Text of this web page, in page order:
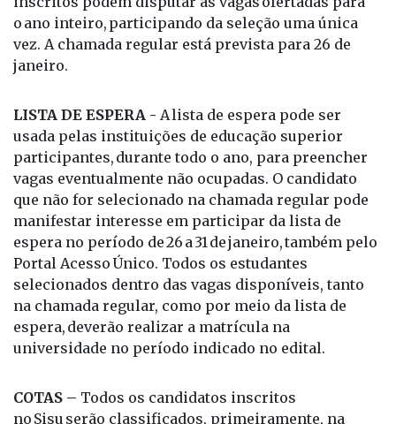
janeiro.
LISTA DE ESPERA -
vagas eventualmente não ocupadas. O candidato
que não for selecionado na chamada regular pode
manifestar interesse em participar da lista de
espera no período de 26 a 31 de janeiro, também pelo
Portal Acesso Único. Todos os estudantes
selecionados dentro das vagas disponíveis, tanto
na chamada regular, como por meio da lista de
espera, deverão realizar a matrícula na
universidade no período indicado no edital.
COTAS –Todos os candidatos inscritos
desempenho no Enem 2024. Em seguida, é prevista